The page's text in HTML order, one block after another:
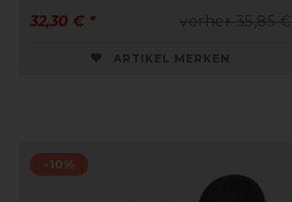
vorher 35,85 €
32,30 € *
ARTIKEL MERKEN
-10%